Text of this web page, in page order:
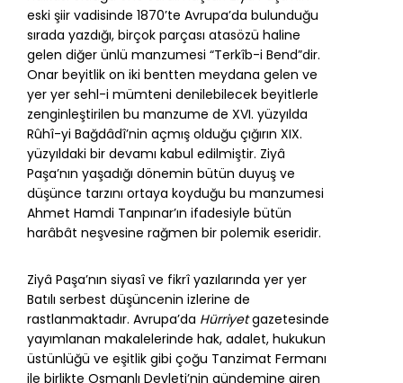
eski şiir vadisinde 1870’te Avrupa’da bulunduğu
sırada yazdığı, birçok parçası atasözü haline
gelen diğer ünlü manzumesi “Terkîb-i Bend”dir.
Onar beyitlik on iki bentten meydana gelen ve
yer yer sehl-i mümteni denilebilecek beyitlerle
zenginleştirilen bu manzume de XVI. yüzyılda
Rûhî-yi Bağdâdî’nin açmış olduğu çığırın XIX.
yüzyıldaki bir devamı kabul edilmiştir. Ziyâ
Paşa’nın yaşadığı dönemin bütün duyuş ve
düşünce tarzını ortaya koyduğu bu manzumesi
Ahmet Hamdi Tanpınar’ın ifadesiyle bütün
harâbât neşvesine rağmen bir polemik eseridir.
Ziyâ Paşa’nın siyasî ve fikrî yazılarında yer yer
Batılı serbest düşüncenin izlerine de
rastlanmaktadır. Avrupa’da Hürriyetgazetesinde
yayımlanan makalelerinde hak, adalet, hukukun
üstünlüğü ve eşitlik gibi çoğu Tanzimat Fermanı
ile birlikte Osmanlı Devleti’nin gündemine giren